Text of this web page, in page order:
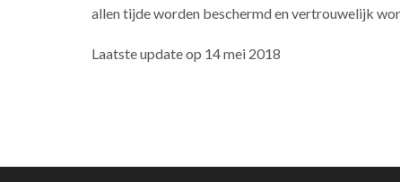
allen tijde worden beschermd en vertrouwelijk
Laatste update op 14 mei 2018